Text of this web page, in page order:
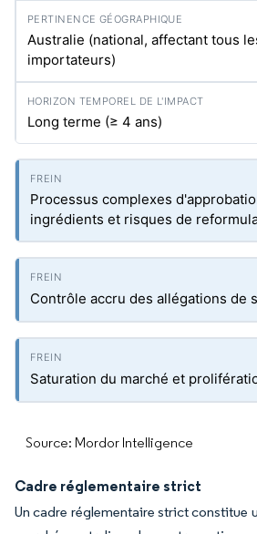
Australie (national, affectant tous
importateurs)
Long terme (≥ 4 ans)
Processus complexes
ingrédients et risques de
Contrôle accru des allégations de
Saturation du marché et
Source: Mordor Intelligence
Cadre réglementaire strict
Un cadre réglementaire strict constitue